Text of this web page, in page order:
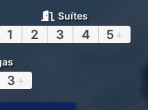
Suítes
1 2 3 4 5+
3 +